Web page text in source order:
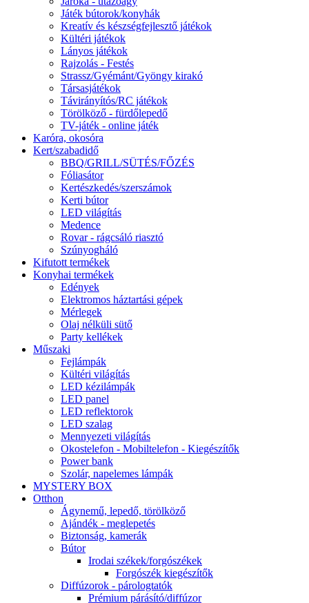
Játék bútorok/konyhák
Kreatív és készségfejlesztő játékok
Kültéri játékok
Lányos játékok
Rajzolás - Festés
Strassz/Gyémánt/Gyöngy kirakó
Társasjátékok
Távirányítós/RC játékok
Törölköző - fürdőlepedő
TV-játék - online játék
Karóra, okosóra
Kert/szabadidő
BBQ/GRILL/SÜTÉS/FŐZÉS
Fóliasátor
Kertészkedés/szerszámok
Kerti bútor
LED világítás
Medence
Rovar - rágcsáló riasztó
Szúnyogháló
Kifutott termékek
Konyhai termékek
Edények
Elektromos háztartási gépek
Mérlegek
Olaj nélküli sütő
Party kellékek
Műszaki
Fejlámpák
Kültéri világítás
LED kézilámpák
LED panel
LED reflektorok
LED szalag
Mennyezeti világítás
Okostelefon - Mobiltelefon - Kiegészítők
Power bank
Szolár, napelemes lámpák
MYSTERY BOX
Otthon
Ágynemű, lepedő, törölköző
Ajándék - meglepetés
Biztonság, kamerák
Bútor
Irodai székek/forgószékek
Forgószék kiegészítők
Diffúzorok - párologtatók
Prémium párásító/diffúzor